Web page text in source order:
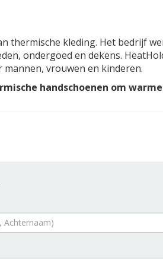
thermische kleding. Het bedrijf
ondergoed en dekens.
vrouwen en kinderen.
handschoenen om